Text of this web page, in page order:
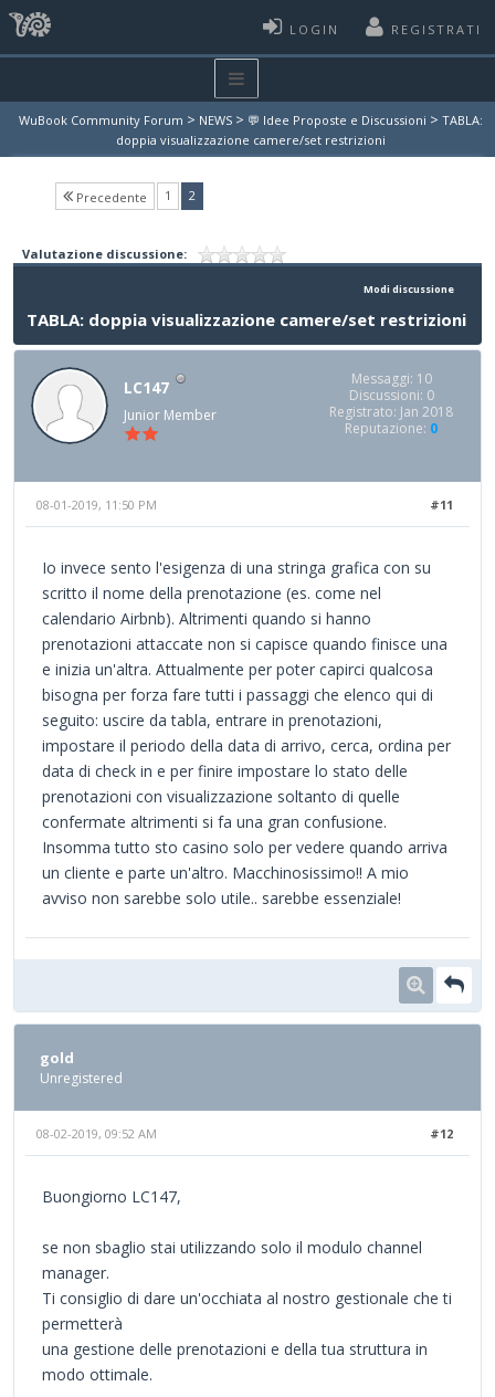
LOGIN REGISTRATI
WuBook Community Forum > NEWS > 💬 Idee Proposte e Discussioni > TABLA:
doppia visualizzazione camere/set restrizioni
Precedente 1 2(current)
Valutazione discussione:
Modi discussione
TABLA: doppia visualizzazione camere/set restrizioni
LC147
Junior Member
Messaggi: 10
Discussioni: 0
Registrato: Jan 2018
Reputazione: 0
#11
08-01-2019, 11:50 PM
Io invece sento l'esigenza di una stringa grafica con su
scritto il nome della prenotazione (es. come nel
calendario Airbnb). Altrimenti quando si hanno
prenotazioni attaccate non si capisce quando finisce una
e inizia un'altra. Attualmente per poter capirci qualcosa
bisogna per forza fare tutti i passaggi che elenco qui di
seguito: uscire da tabla, entrare in prenotazioni,
impostare il periodo della data di arrivo, cerca, ordina per
data di check in e per finire impostare lo stato delle
prenotazioni con visualizzazione soltanto di quelle
confermate altrimenti si fa una gran confusione.
Insomma tutto sto casino solo per vedere quando arriva
un cliente e parte un'altro. Macchinosissimo!! A mio
avviso non sarebbe solo utile.. sarebbe essenziale!
gold
Unregistered
#12
08-02-2019, 09:52 AM
Buongiorno LC147,
se non sbaglio stai utilizzando solo il modulo channel
manager.
Ti consiglio di dare un'occhiata al nostro gestionale che ti
permetterà
una gestione delle prenotazioni e della tua struttura in
modo ottimale.